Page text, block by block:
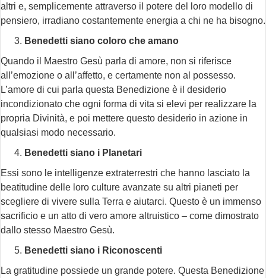
altri e, semplicemente attraverso il potere del loro modello di
pensiero, irradiano costantemente energia a chi ne ha bisogno.
Benedetti siano coloro che amano
Quando il Maestro Gesù parla di amore, non si riferisce
all’emozione o all’affetto, e certamente non al possesso.
L’amore di cui parla questa Benedizione è il desiderio
incondizionato che ogni forma di vita si elevi per realizzare la
propria Divinità, e poi mettere questo desiderio in azione in
qualsiasi modo necessario.
Benedetti siano i Planetari
Essi sono le intelligenze extraterrestri che hanno lasciato la
beatitudine delle loro culture avanzate su altri pianeti per
scegliere di vivere sulla Terra e aiutarci. Questo è un immenso
sacrificio e un atto di vero amore altruistico – come dimostrato
dallo stesso Maestro Gesù.
Benedetti siano i Riconoscenti
La gratitudine possiede un grande potere. Questa Benedizione